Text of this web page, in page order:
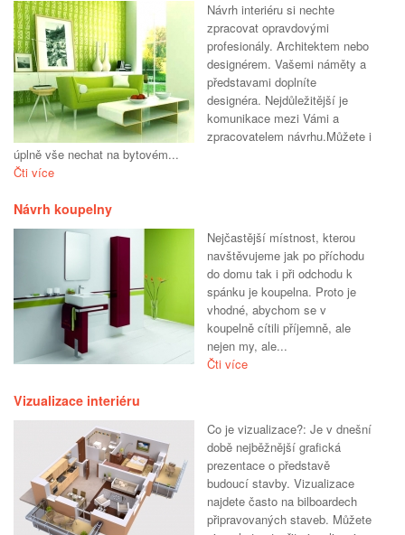
Návrh interiéru si nechte
zpracovat opravdovými
profesionály. Architektem nebo
designérem. Vašemi náměty a
představami doplníte
designéra. Nejdůležitější je
komunikace mezi Vámi a
zpracovatelem návrhu.Můžete i
úplně vše nechat na bytovém...
Čti více
Návrh koupelny
Nejčastější místnost, kterou
navštěvujeme jak po příchodu
do domu tak i při odchodu k
spánku je koupelna. Proto je
vhodné, abychom se v
koupelně cítili příjemně, ale
nejen my, ale...
Čti více
Vizualizace interiéru
Co je vizualizace?: Je v dnešní
době nejběžnější grafická
prezentace o představě
budoucí stavby. Vizualizace
najdete často na bilboardech
připravovaných staveb. Můžete